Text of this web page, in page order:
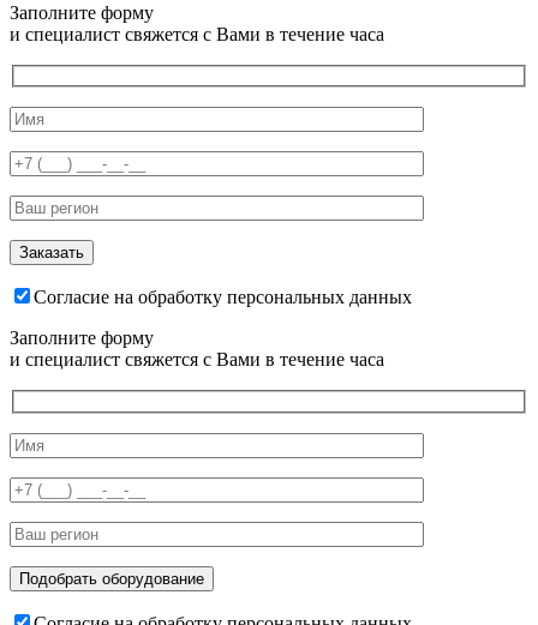
Заполните форму
и специалист свяжется с Вами в течение часа
Согласие на обработку персональных данных
Заполните форму
и специалист свяжется с Вами в течение часа